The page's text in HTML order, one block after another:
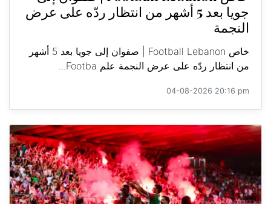
جويا بعد 5 أشهر من انتظار ردّه على عرض
النجمة
خاص Football Lebanon | صفوان إلى جويا بعد 5 أشهر
من انتظار ردّه على عرض النجمة علم Footba...
04-08-2026 20:16 pm